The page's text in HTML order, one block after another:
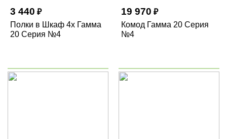
3 440 ₽
Полки в Шкаф 4х Гамма
20 Серия №4
19 970 ₽
Комод Гамма 20 Серия
№4